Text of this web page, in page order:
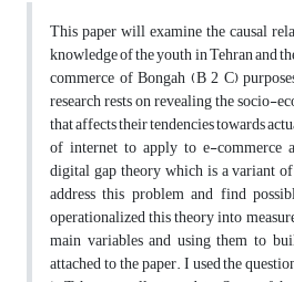
This paper will examine the causal
knowledge of the youth in Tehran and
commerce of Bongah (B 2 C)
research rests on revealing the socio-
that affects their tendencies towards
of internet to apply to e-commerce
digital gap theory which is a variant
address this problem and find
operationalized this theory into
main variables and using them to
attached to the paper. I used the